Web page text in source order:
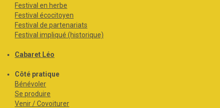
Festival en herbe
Festival écocitoyen
Festival de partenariats
Festival impliqué (historique)
Cabaret Léo
Côté pratique
Bénévoler
Se produire
Venir / Covoiturer